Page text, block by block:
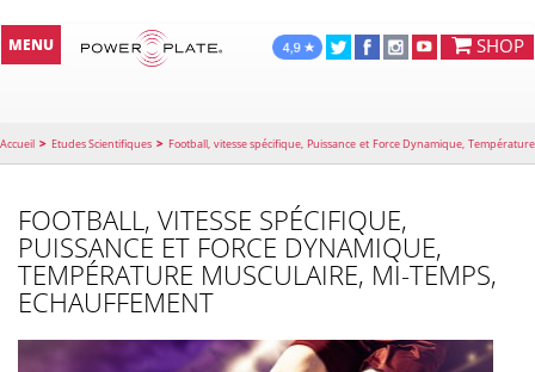
SHOP
MENU
Accueil > Etudes Scientifiques > Football, vitesse spécifique, Puissance et Force Dynamique, Température
FOOTBALL, VITESSE SPÉCIFIQUE,
PUISSANCE ET FORCE DYNAMIQUE,
TEMPÉRATURE MUSCULAIRE, MI-TEMPS,
ECHAUFFEMENT